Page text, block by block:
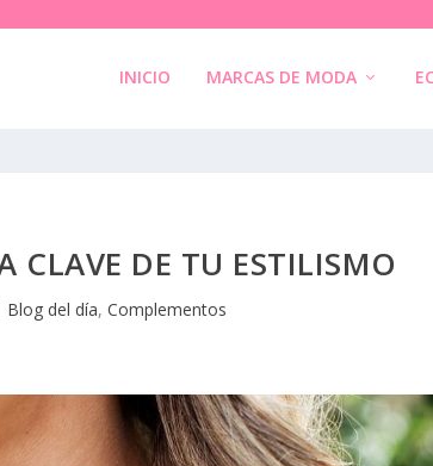
INICIO MARCAS DE MODA
CLAVE DE TU ESTILISMO
Blog del día,Complementos